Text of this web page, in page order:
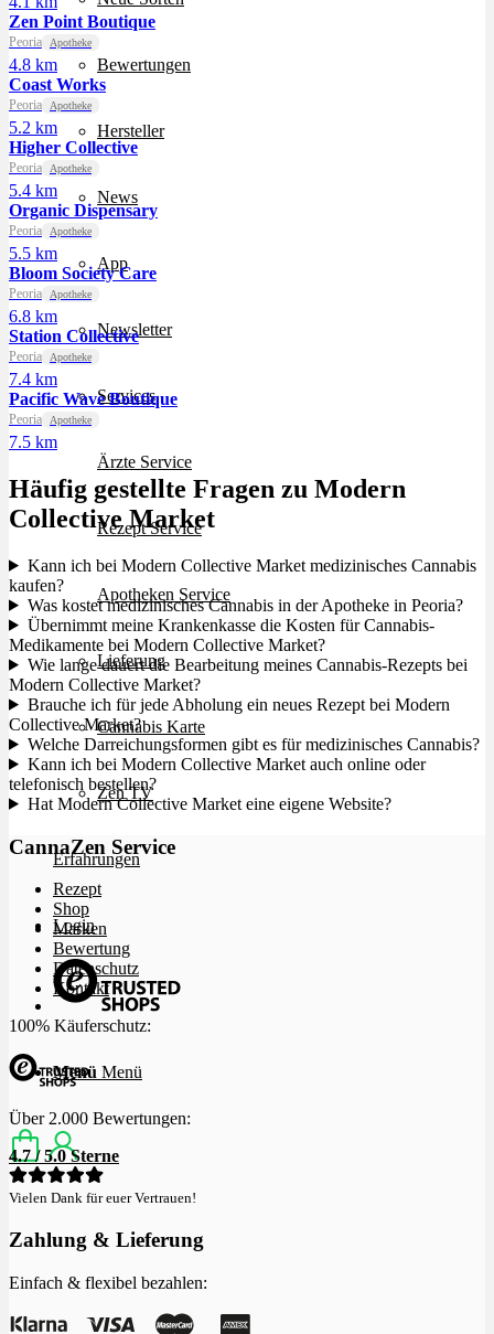
Bewertungen
Hersteller
News
App
Newsletter
Services
Ärzte Service
Rezept Service
Apotheken Service
Lieferung
Cannabis Karte
Zen TV
Erfahrungen
Login
Menü Menü
Zen Point Boutique
Peoria Apotheke
4.8 km
Coast Works
Peoria Apotheke
5.2 km
Higher Collective
Peoria Apotheke
5.4 km
Organic Dispensary
Peoria Apotheke
5.5 km
Bloom Society Care
Peoria Apotheke
6.8 km
Station Collective
Peoria Apotheke
7.4 km
Pacific Wave Boutique
Peoria Apotheke
7.5 km
Häufig gestellte Fragen zu Modern
Collective Market
Kann ich bei Modern Collective Market medizinisches Cannabis
kaufen?
Was kostet medizinisches Cannabis in der Apotheke in Peoria?
Übernimmt meine Krankenkasse die Kosten für Cannabis-
Medikamente bei Modern Collective Market?
Wie lange dauert die Bearbeitung meines Cannabis-Rezepts bei
Modern Collective Market?
Brauche ich für jede Abholung ein neues Rezept bei Modern
Collective Market?
Welche Darreichungsformen gibt es für medizinisches Cannabis?
Kann ich bei Modern Collective Market auch online oder
telefonisch bestellen?
Hat Modern Collective Market eine eigene Website?
CannaZen Service
Rezept
Shop
Marken
Bewertung
Datenschutz
Kontakt
100% Käuferschutz:
Über 2.000 Bewertungen:
4.7 / 5.0 Sterne
Vielen Dank für euer Vertrauen!
Zahlung & Lieferung
Einfach & flexibel bezahlen: